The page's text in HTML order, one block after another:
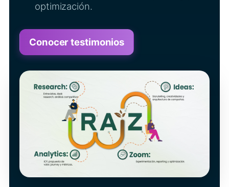
optimización.
Conocer testimonios